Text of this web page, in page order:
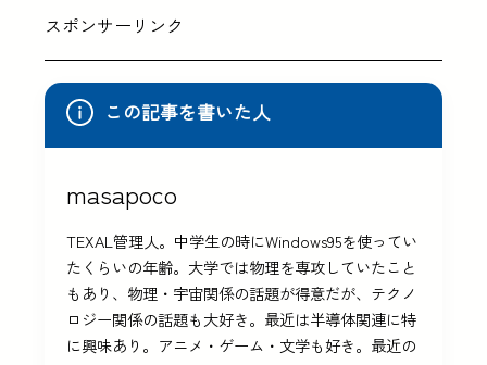
スポンサーリンク
この記事を書いた人
masapoco
TEXAL管理人。中学生の時にWindows95を使ってい
たくらいの年齢。大学では物理を専攻していたこと
もあり、物理・宇宙関係の話題が得意だが、テクノ
ロジー関係の話題も大好き。最近は半導体関連に特
に興味あり。アニメ・ゲーム・文学も好き。最近の